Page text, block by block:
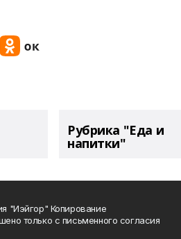
Рубрика "Еда и
напитки"
"Иэйгор" Копирование
только с письменного согласия